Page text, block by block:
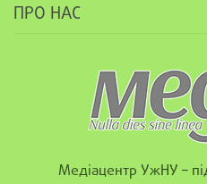
ПРО НАС
Медіацентр УжНУ –